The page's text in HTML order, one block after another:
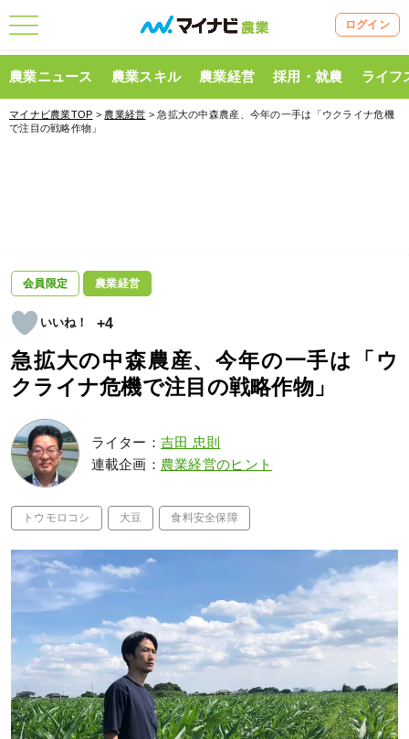
ログイン
農業ニュース 農業スキル 農業経営 採用・就農 ライフ
マイナビ農業TOP > 農業経営 > 急拡大の中森農産、今年の一手は「ウクライナ危機
で注目の戦略作物」
会員限定 農業経営
+4
急拡大の中森農産、今年の一手は「ウ
クライナ危機で注目の戦略作物」
ライター： 吉田 忠則
連載企画： 農業経営のヒント
トウモロコシ 大豆 食料安全保障